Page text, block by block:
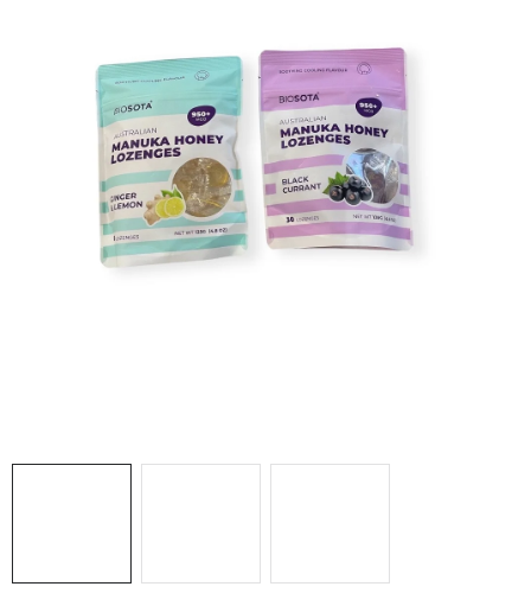
DOPLNKY KU VČELÍM PRODUKTOM
MEDOVÉ CUKROVINKY
SLUŽBY VČELÁRA